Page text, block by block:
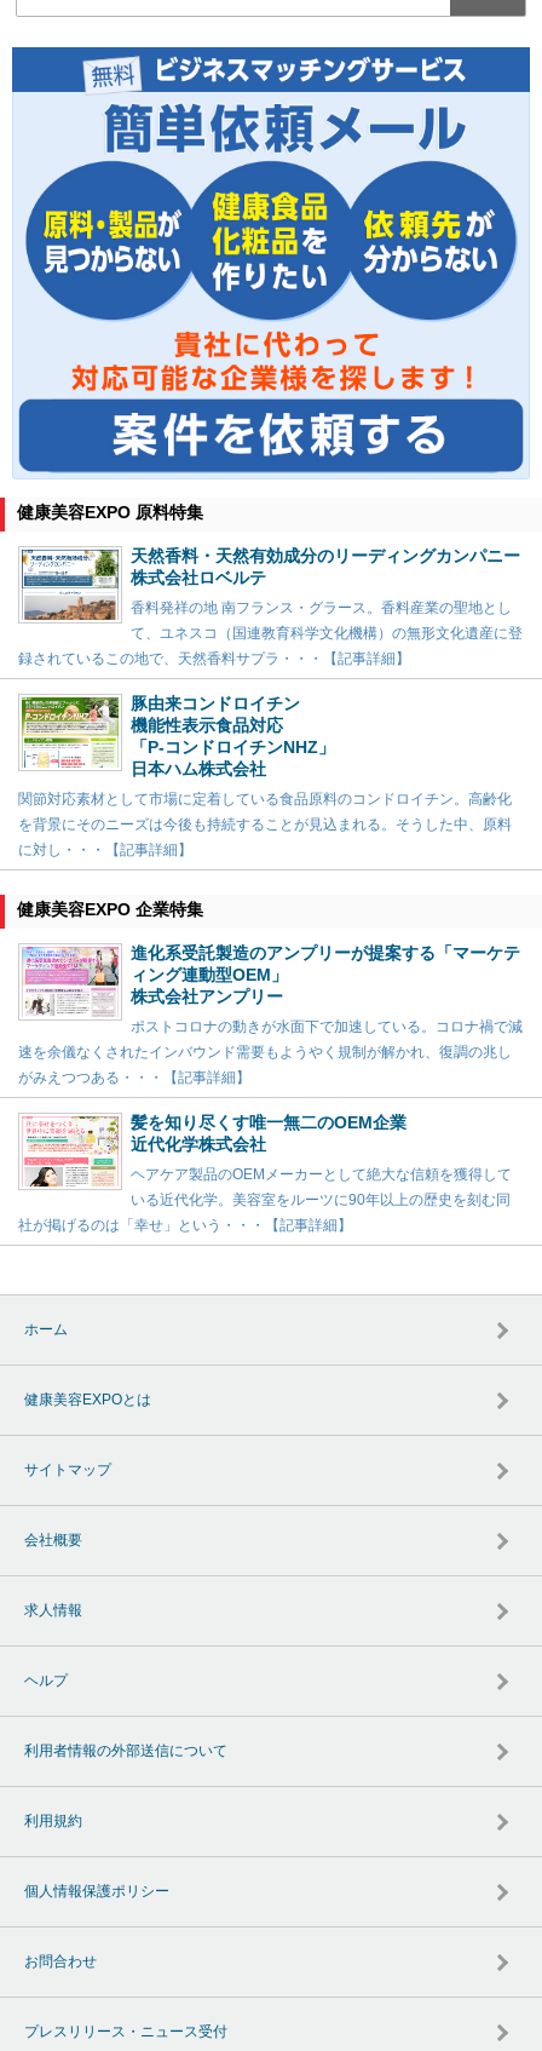
健康美容EXPO 原料特集
天然香料・天然有効成分のリーディングカンパニー
株式会社ロベルテ
香料発祥の地 南フランス・グラース。香料産業の聖地とし
て、ユネスコ（国連教育科学文化機構）の無形文化遺産に登
録されているこの地で、天然香料サプラ・・・【記事詳細】
豚由来コンドロイチン
機能性表示食品対応
「P-コンドロイチンNHZ」
日本ハム株式会社
関節対応素材として市場に定着している食品原料のコンドロイチン。高齢化
を背景にそのニーズは今後も持続することが見込まれる。そうした中、原料
に対し・・・【記事詳細】
健康美容EXPO 企業特集
進化系受託製造のアンプリーが提案する「マーケテ
ィング連動型OEM」
株式会社アンプリー
ポストコロナの動きが水面下で加速している。コロナ禍で減
速を余儀なくされたインバウンド需要もようやく規制が解かれ、復調の兆し
がみえつつある・・・【記事詳細】
髪を知り尽くす唯一無二のOEM企業
近代化学株式会社
ヘアケア製品のOEMメーカーとして絶大な信頼を獲得して
いる近代化学。美容室をルーツに90年以上の歴史を刻む同
社が掲げるのは「幸せ」という・・・【記事詳細】
ホーム
健康美容EXPOとは
サイトマップ
会社概要
求人情報
ヘルプ
利用者情報の外部送信について
利用規約
個人情報保護ポリシー
お問合わせ
プレスリリース・ニュース受付